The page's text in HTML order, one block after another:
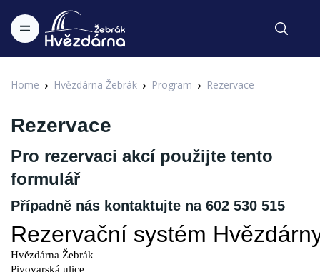
Home Hvězdárna Žebrák Program Rezervace
Rezervace
Pro rezervaci akcí použijte tento
formulář
Případně nás kontaktujte na 602 530 515